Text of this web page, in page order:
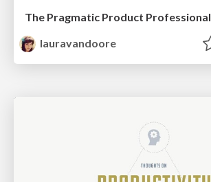
The Pragmatic Product Professional
lauravandoore